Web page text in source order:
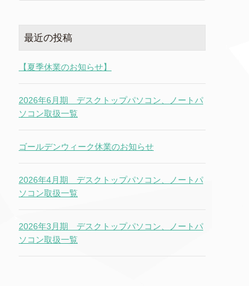
最近の投稿
【夏季休業のお知らせ】
2026年6月期 デスクトップパソコン、ノートパ
ソコン取扱一覧
ゴールデンウィーク休業のお知らせ
2026年4月期 デスクトップパソコン、ノートパ
ソコン取扱一覧
2026年3月期 デスクトップパソコン、ノートパ
ソコン取扱一覧